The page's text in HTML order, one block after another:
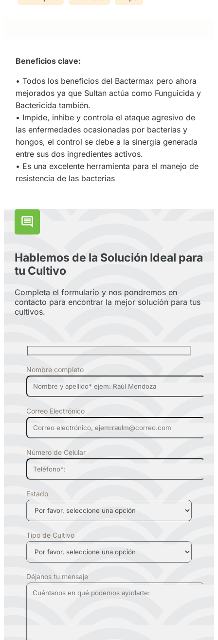
Beneficios clave:
• Todos los beneficios del Bactermax pero ahora
mejorados ya que Sultan actúa como Funguicida y
Bactericida también.
• Impide, inhibe y controla el ataque agresivo de
las enfermedades ocasionadas por bacterias y
hongos, el control se debe a la sinergia generada
entre sus dos ingredientes activos.
• Es una excelente herramienta para el manejo de
resistencia de las bacterias
Hablemos de la Solución Ideal para
tu Cultivo
Completa el formulario y nos pondremos en
contacto para encontrar la mejor solución para tus
cultivos.
Nombre completo
Correo Electrónico
Número de Celular
Estado
Tipo de Cultivo
Déjanos tu mensaje